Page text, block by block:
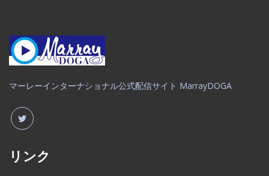
マーレーインターナショナル公式配信サイト MarrayDOGA
リンク